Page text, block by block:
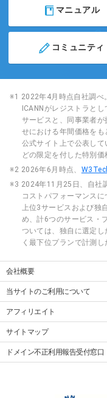
マニュアル
コミュニティ
※1 2022年4月時点自社調べ。
ICANNがレジストラと
サービスと、同事業者
せにおける年間価格をも
公式サイト上で公表し
どの限定を付した特別価
※2 2026年6月時点、
※3 2024年11月25日、自社
コストパフォーマンス
上位3サービスおよび独
め、計6つのサービス・
ついては、独自に選定
く最下位プランで計測
会社概要
当サイトのご利用について
アフィリエイト
サイトマップ
ドメイン不正利用報告受付窓口